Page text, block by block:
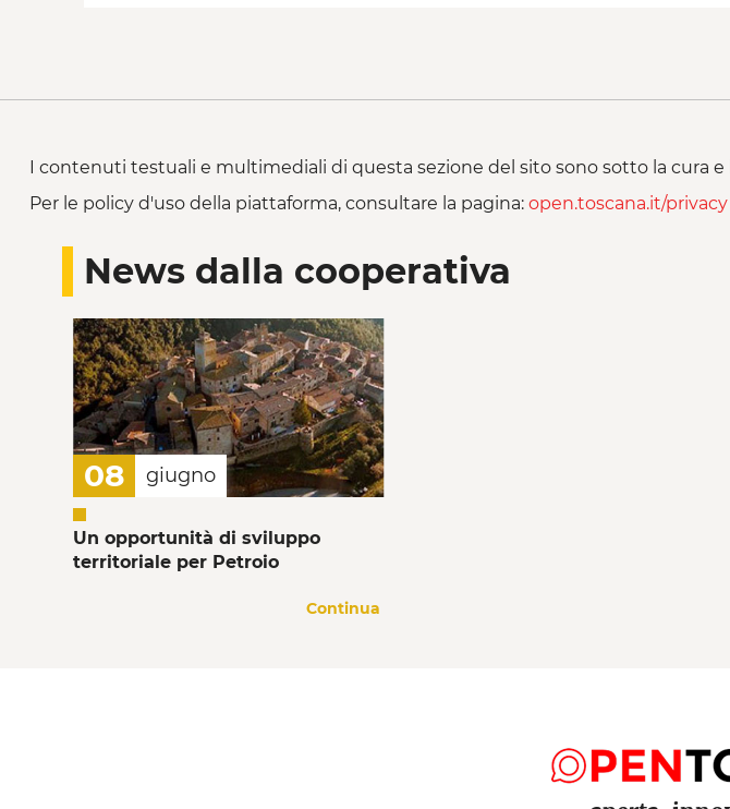
I contenuti testuali e multimediali di questa sezione del sito sono sotto la cura
Per le policy d'uso della piattaforma, consultare la pagina: open.toscana.it/privacy
News dalla cooperativa
08 giugno
Un opportunità di sviluppo
territoriale per Petroio
Continua